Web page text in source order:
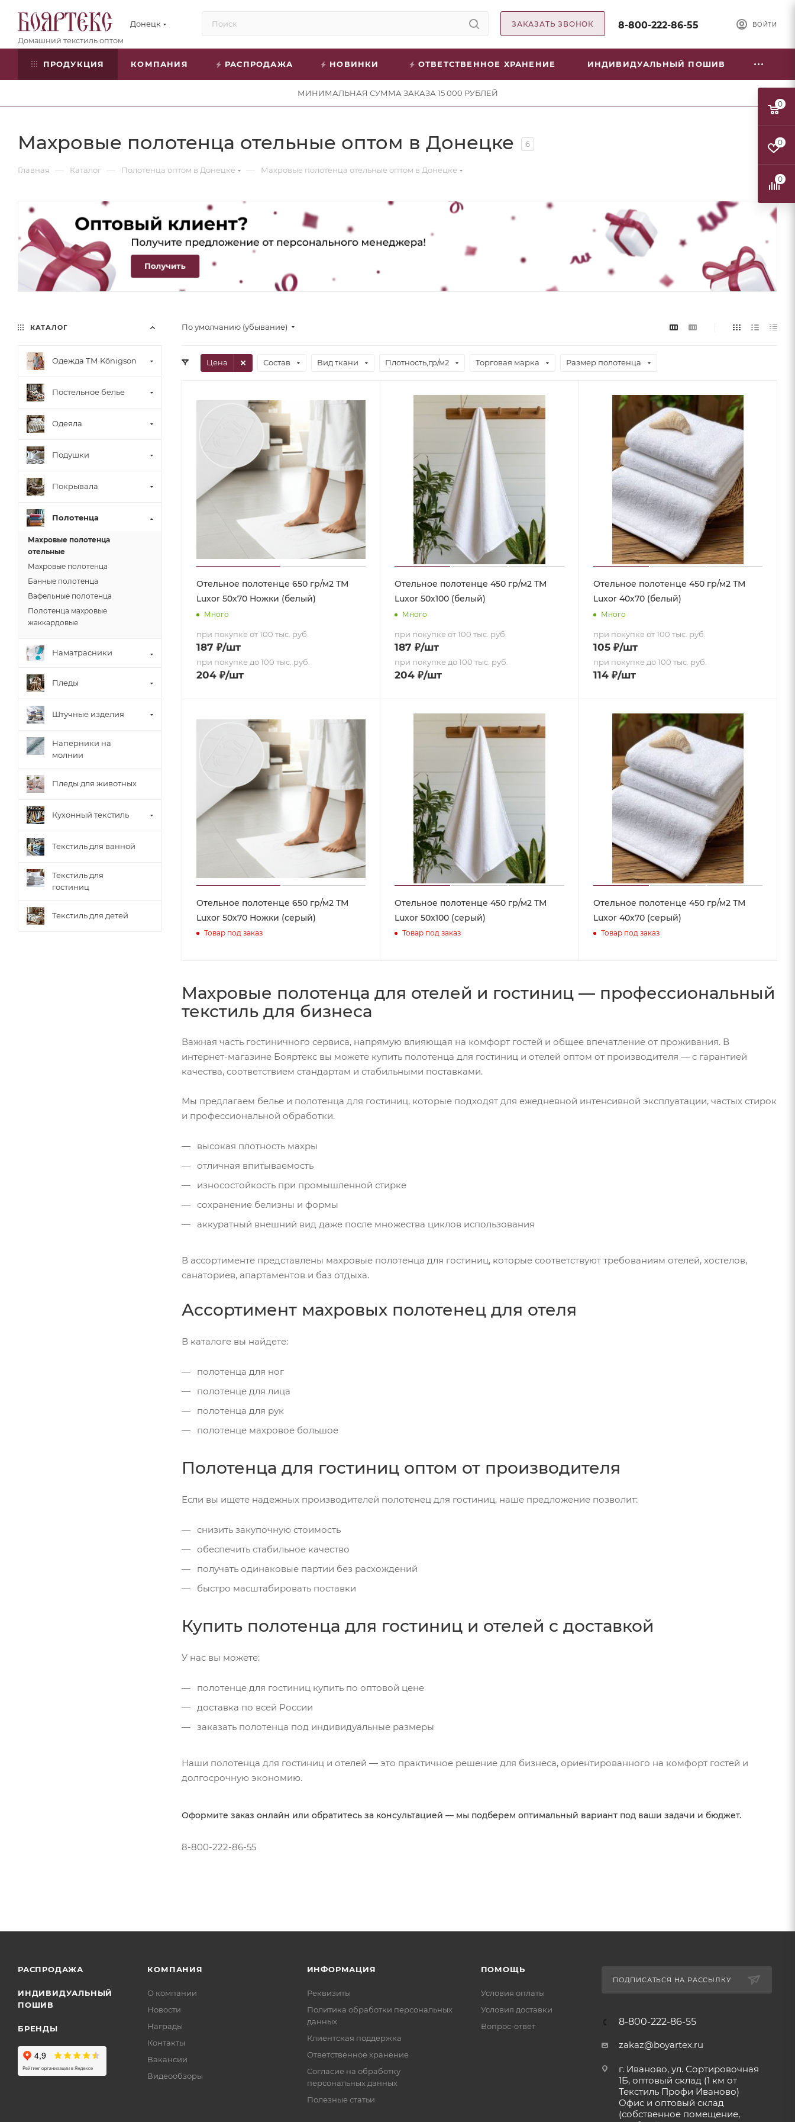
Донецк ЗАКАЗАТЬ ЗВОНОК ВОЙТИ
8-800-222-86-55
ПРОДУКЦИЯ КОМПАНИЯ РАСПРОДАЖА НОВИНКИ ОТВЕТСТВЕННОЕ ХРАНЕНИЕ ИНДИВИДУАЛЬНЫЙ ПОШИВ
МИНИМАЛЬНАЯ СУММА ЗАКАЗА 15 000 РУБЛЕЙ
Махровые полотенца отельные оптом в Донецке 6
Главная — Каталог — Полотенца оптом в Донецке — Махровые полотенца отельные оптом в Донецке
По умолчанию (убывание)
Цена Состав Вид ткани Плотность,гр/м2 Торговая марка Размер полотенца
Отельное полотенце 650 гр/м2 ТМ
Luxor 50х70 Ножки (белый)
Много
при покупке от 100 тыс. руб.
187 ₽/шт
при покупке до 100 тыс. руб.
204 ₽/шт
Отельное полотенце 450 гр/м2 ТМ
Luxor 50х100 (белый)
Много
при покупке от 100 тыс. руб.
187 ₽/шт
при покупке до 100 тыс. руб.
204 ₽/шт
Отельное полотенце 450 гр/м2 ТМ
Luxor 40х70 (белый)
Много
при покупке от 100 тыс. руб.
105₽/шт
при покупке до 100 тыс. руб.
114₽/шт
Отельное полотенце 650 гр/м2 ТМ
Luxor 50х70 Ножки (серый)
Товар под заказ
Отельное полотенце 450 гр/м2 ТМ
Luxor 50х100 (серый)
Товар под заказ
Отельное полотенце 450 гр/м2 ТМ
Luxor 40х70 (серый)
Товар под заказ
Махровые полотенца для отелей и гостиниц — профессиональный
текстиль для бизнеса
Важная часть гостиничного сервиса, напрямую влияющая на комфорт гостей и общее впечатление от проживания. В
интернет-магазине Бояртекс вы можете купить полотенца для гостиниц и отелей оптом от производителя — с гарантией
качества, соответствием стандартам и стабильными поставками.
Мы предлагаем белье и полотенца для гостиниц, которые подходят для ежедневной интенсивной эксплуатации, частых стирок
и профессиональной обработки.
высокая плотность махры
отличная впитываемость
износостойкость при промышленной стирке
сохранение белизны и формы
аккуратный внешний вид даже после множества циклов использования
В ассортименте представлены махровые полотенца для гостиниц, которые соответствуют требованиям отелей, хостелов,
санаториев, апартаментов и баз отдыха.
Ассортимент махровых полотенец для отеля
В каталоге вы найдете:
полотенца для ног
полотенце для лица
полотенца для рук
полотенце махровое большое
Полотенца для гостиниц оптом от производителя
Если вы ищете надежных производителей полотенец для гостиниц, наше предложение позволит:
снизить закупочную стоимость
обеспечить стабильное качество
получать одинаковые партии без расхождений
быстро масштабировать поставки
Купить полотенца для гостиниц и отелей с доставкой
У нас вы можете:
полотенце для гостиниц купить по оптовой цене
доставка по всей России
заказать полотенца под индивидуальные размеры
Наши полотенца для гостиниц и отелей — это практичное решение для бизнеса, ориентированного на комфорт гостей и
долгосрочную экономию.
Оформите заказ онлайн или обратитесь за консультацией — мы подберем оптимальный вариант под ваши задачи и бюджет.
8-800-222-86-55
КАТАЛОГ
Одежда ТМ Königson
Постельное белье
Одеяла
Подушки
Покрывала
Полотенца
Махровые полотенца
отельные
Махровые полотенца
Банные полотенца
Вафельные полотенца
Полотенца махровые
жаккардовые
Наматрасники
Пледы
Штучные изделия
Наперники на
молнии
Пледы для животных
Кухонный текстиль
Текстиль для ванной
Текстиль для
гостиниц
Текстиль для детей
РАСПРОДАЖА
ИНДИВИДУАЛЬНЫЙ
ПОШИВ
БРЕНДЫ
КОМПАНИЯ
О компании
Новости
Награды
Контакты
Вакансии
Видеообзоры
ИНФОРМАЦИЯ
Реквизиты
Политика обработки персональных
данных
Клиентская поддержка
Ответственное хранение
Согласие на обработку
персональных данных
Полезные статьи
ПОМОЩЬ
Условия оплаты
Условия доставки
Вопрос-ответ
ПОДПИСАТЬСЯ НА РАССЫЛКУ
8-800-222-86-55
zakaz@boyartex.ru
г. Иваново, ул. Сортировочная
1Б, оптовый склад (1 км от
Текстиль Профи Иваново)
Офис и оптовый склад
(собственное помещение,
0
0
0